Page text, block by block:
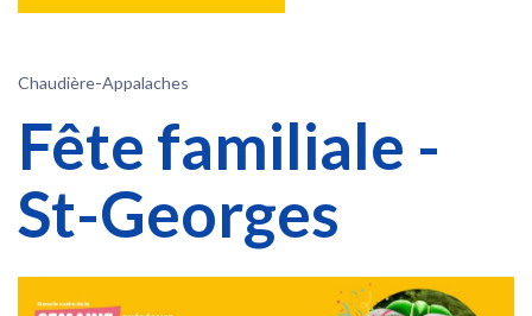
Chaudière-Appalaches
Fête familiale -
St-Georges